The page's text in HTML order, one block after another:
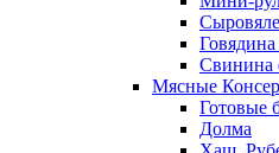
Свинина
Мясные
Готовые
Долма